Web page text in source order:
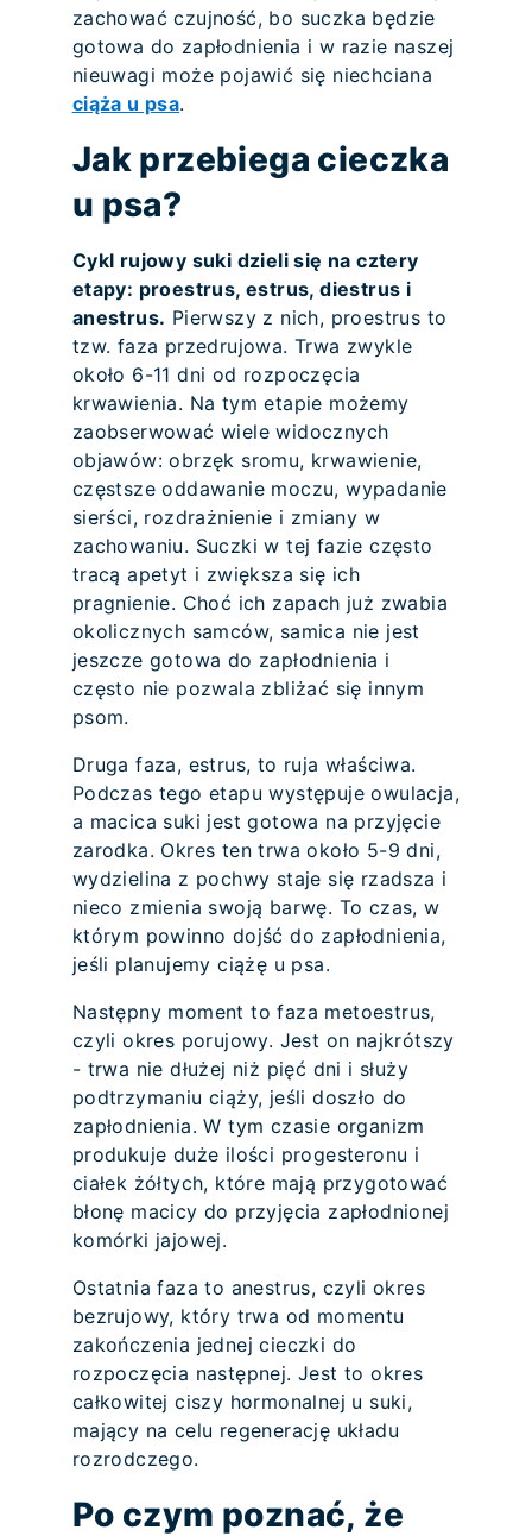
zachować czujność, bo suczka będzie
gotowa do zapłodnienia i w razie naszej
nieuwagi może pojawić się niechciana
ciąża u psa.
Jak przebiega cieczka
u psa?
Cykl rujowy suki dzieli się na cztery
etapy: proestrus, estrus, diestrus i
anestrus. Pierwszy z nich, proestrus to
tzw. faza przedrujowa. Trwa zwykle
około 6-11 dni od rozpoczęcia
krwawienia. Na tym etapie możemy
zaobserwować wiele widocznych
objawów: obrzęk sromu, krwawienie,
częstsze oddawanie moczu, wypadanie
sierści, rozdrażnienie i zmiany w
zachowaniu. Suczki w tej fazie często
tracą apetyt i zwiększa się ich
pragnienie. Choć ich zapach już zwabia
okolicznych samców, samica nie jest
jeszcze gotowa do zapłodnienia i
często nie pozwala zbliżać się innym
psom.
Druga faza, estrus, to ruja właściwa.
Podczas tego etapu występuje owulacja,
a macica suki jest gotowa na przyjęcie
zarodka. Okres ten trwa około 5-9 dni,
wydzielina z pochwy staje się rzadsza i
nieco zmienia swoją barwę. To czas, w
którym powinno dojść do zapłodnienia,
jeśli planujemy ciążę u psa.
Następny moment to faza metoestrus,
czyli okres porujowy. Jest on najkrótszy
- trwa nie dłużej niż pięć dni i służy
podtrzymaniu ciąży, jeśli doszło do
zapłodnienia. W tym czasie organizm
produkuje duże ilości progesteronu i
ciałek żółtych, które mają przygotować
błonę macicy do przyjęcia zapłodnionej
komórki jajowej.
Ostatnia faza to anestrus, czyli okres
bezrujowy, który trwa od momentu
zakończenia jednej cieczki do
rozpoczęcia następnej. Jest to okres
całkowitej ciszy hormonalnej u suki,
mający na celu regenerację układu
rozrodczego.
Po czym poznać, że